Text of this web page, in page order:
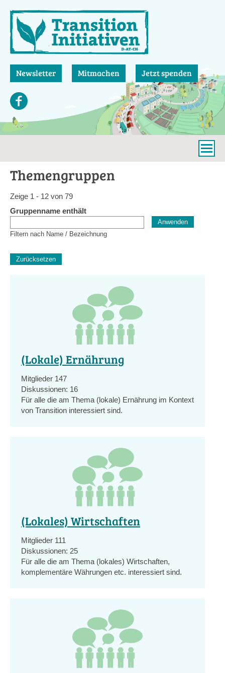
zum
Inhalt
Newsletter Mitmachen Jetzt spenden
Themengruppen
Zeige 1 - 12 von 79
Gruppenname enthält
Filtern nach Name / Bezeichnung
(Lokale) Ernährung
Mitglieder 147
Diskussionen: 16
Für alle die am Thema (lokale) Ernährung im Kontext
von Transition interessiert sind.
(Lokales) Wirtschaften
Mitglieder 111
Diskussionen: 25
Für alle die am Thema (lokales) Wirtschaften,
komplementäre Währungen etc. interessiert sind.